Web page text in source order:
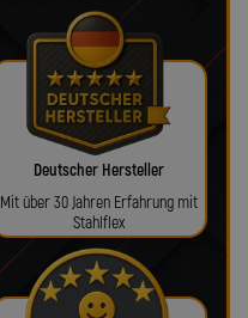
Deutscher Hersteller
Mit über 30 Jahren Erfahrung mit
Stahlflex